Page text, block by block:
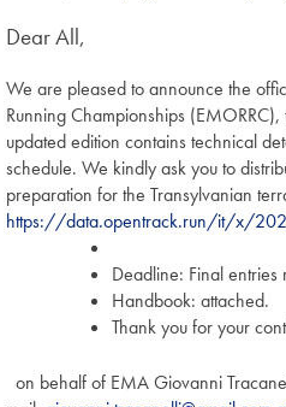
Dear All,
We are pleased to announce the
Running Championships
updated edition contains technical
schedule. We kindly ask you to
preparation for the Transylvanian
https://data.opentrack.run/it/x/
Deadline: Final
Handbook: attached.
Thank you for your
on behalf of EMA Giovanni